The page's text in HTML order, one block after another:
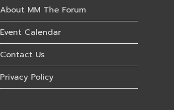
About MM The Forum
Event Calendar
Contact Us
Privacy Policy